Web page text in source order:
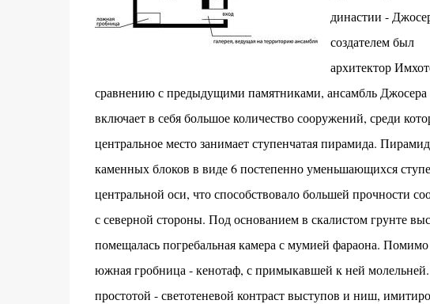
династии -
создателем был
архитектор
сравнению с предыдущими памятниками, ансамбль Джосера
включает в себя большое количество сооружений, среди
центральное место занимает ступенчатая пирамида.
каменных блоков в виде 6 постепенно уменьшающихся
центральной оси, что способствовало большей прочности
с северной стороны. Под основанием в скалистом грунте
помещалась погребальная камера с мумией фараона.
южная гробница - кенотаф, с примыкавшей к ней молельней.
простотой - светотеневой контраст выступов и ниш,